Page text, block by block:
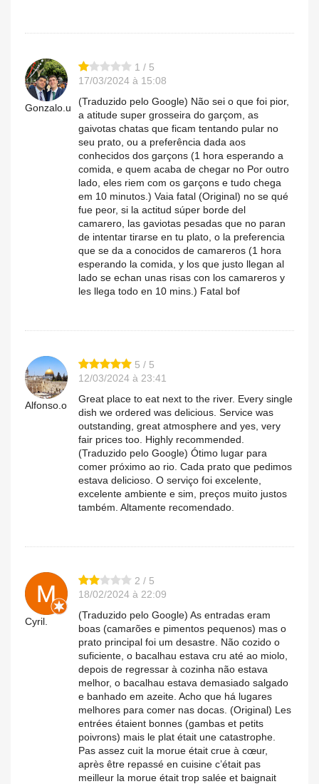
Gonzalo.u
1 / 5
17/03/2024 à 15:08
(Traduzido pelo Google) Não sei o que foi pior,
a atitude super grosseira do garçom, as
gaivotas chatas que ficam tentando pular no
seu prato, ou a preferência dada aos
conhecidos dos garçons (1 hora esperando a
comida, e quem acaba de chegar no Por outro
lado, eles riem com os garçons e tudo chega
em 10 minutos.) Vaia fatal (Original) no se qué
fue peor, si la actitud súper borde del
camarero, las gaviotas pesadas que no paran
de intentar tirarse en tu plato, o la preferencia
que se da a conocidos de camareros (1 hora
esperando la comida, y los que justo llegan al
lado se echan unas risas con los camareros y
les llega todo en 10 mins.) Fatal bof
Alfonso.o
5 / 5
12/03/2024 à 23:41
Great place to eat next to the river. Every single
dish we ordered was delicious. Service was
outstanding, great atmosphere and yes, very
fair prices too. Highly recommended.
(Traduzido pelo Google) Ótimo lugar para
comer próximo ao rio. Cada prato que pedimos
estava delicioso. O serviço foi excelente,
excelente ambiente e sim, preços muito justos
também. Altamente recomendado.
Cyril.
2 / 5
18/02/2024 à 22:09
(Traduzido pelo Google) As entradas eram
boas (camarões e pimentos pequenos) mas o
prato principal foi um desastre. Não cozido o
suficiente, o bacalhau estava cru até ao miolo,
depois de regressar à cozinha não estava
melhor, o bacalhau estava demasiado salgado
e banhado em azeite. Acho que há lugares
melhores para comer nas docas. (Original) Les
entrées étaient bonnes (gambas et petits
poivrons) mais le plat était une catastrophe.
Pas assez cuit la morue était crue à cœur,
après être repassé en cuisine c’était pas
meilleur la morue était trop salée et baignait